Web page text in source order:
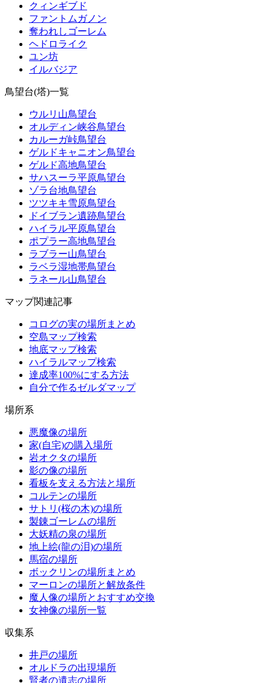
クィンギブド
ファントムガノン
奪われしゴーレム
ヘドロライク
ユン坊
イルバジア
鳥望台(塔)一覧
ウルリ山鳥望台
オルディン峡谷鳥望台
カルーガ峠鳥望台
ゲルドキャニオン鳥望台
ゲルド高地鳥望台
サハスーラ平原鳥望台
ゾラ台地鳥望台
ツツキキ雪原鳥望台
ドイブラン遺跡鳥望台
ハイラル平原鳥望台
ポプラー高地鳥望台
ラブラー山鳥望台
ラベラ湿地帯鳥望台
ラネール山鳥望台
マップ関連記事
コログの実の場所まとめ
空島マップ検索
地底マップ検索
ハイラルマップ検索
達成率100%にする方法
自分で作るゼルダマップ
場所系
悪魔像の場所
家(自宅)の購入場所
岩オクタの場所
影の像の場所
看板を支える方法と場所
コルテンの場所
サトリ(桜の木)の場所
製錬ゴーレムの場所
大妖精の泉の場所
地上絵(龍の泪)の場所
馬宿の場所
ボックリンの場所まとめ
マーロンの場所と解放条件
魔人像の場所とおすすめ交換
女神像の場所一覧
収集系
井戸の場所
オルドラの出現場所
賢者の遺志の場所